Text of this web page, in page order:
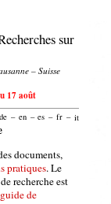
sur
– Suisse
17 août
de – en – es – fr – it
documents,
pratiques. Le
recherche est
guide de